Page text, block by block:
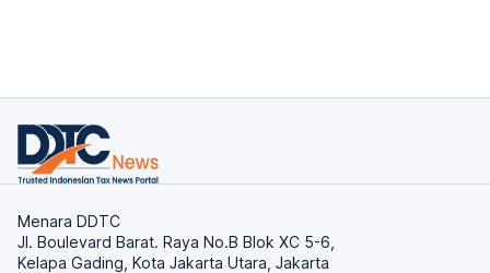
Menara DDTC
Jl. Boulevard Barat. Raya No.B Blok XC 5-6,
Kelapa Gading, Kota Jakarta Utara, Jakarta